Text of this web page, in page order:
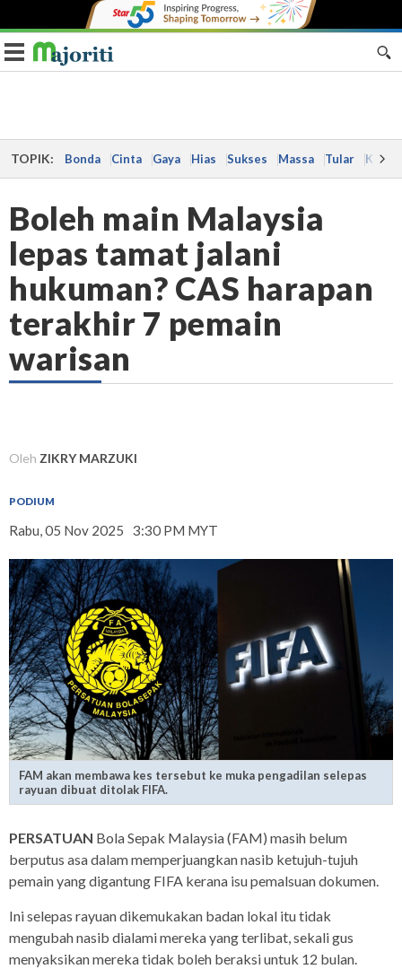
Toggle navigation
TOPIK: Bonda Cinta Gaya Hias Sukses Massa Tular Kes
Boleh main Malaysia
lepas tamat jalani
hukuman? CAS harapan
terakhir 7 pemain
warisan
Oleh ZIKRY MARZUKI
PODIUM
Rabu, 05 Nov 2025 3:30 PM MYT
FAM akan membawa kes tersebut ke muka pengadilan selepas
rayuan dibuat ditolak FIFA.
PERSATUAN Bola Sepak Malaysia (FAM) masih belum
berputus asa dalam memperjuangkan nasib ketujuh-tujuh
pemain yang digantung FIFA kerana isu pemalsuan dokumen.
Ini selepas rayuan dikemukakan badan lokal itu tidak
mengubah nasib dialami mereka yang terlibat, sekali gus
menyaksikan mereka tidak boleh beraksi untuk 12 bulan.